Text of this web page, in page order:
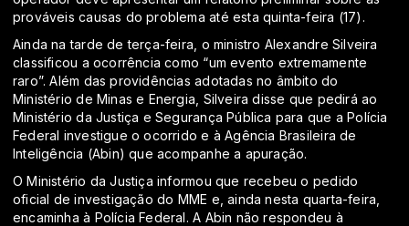
prováveis causas do problema até esta quinta-feira (17).
Ainda na tarde de terça-feira, o ministro Alexandre Silveira
classificou a ocorrência como “um evento extremamente
raro”. Além das providências adotadas no âmbito do
Ministério de Minas e Energia, Silveira disse que pedirá ao
Ministério da Justiça e Segurança Pública para que a Polícia
Federal investigue o ocorrido e à Agência Brasileira de
Inteligência (Abin) que acompanhe a apuração.
O Ministério da Justiça informou que recebeu o pedido
oficial de investigação do MME e, ainda nesta quarta-feira,
encaminha à Polícia Federal. A Abin não respondeu à